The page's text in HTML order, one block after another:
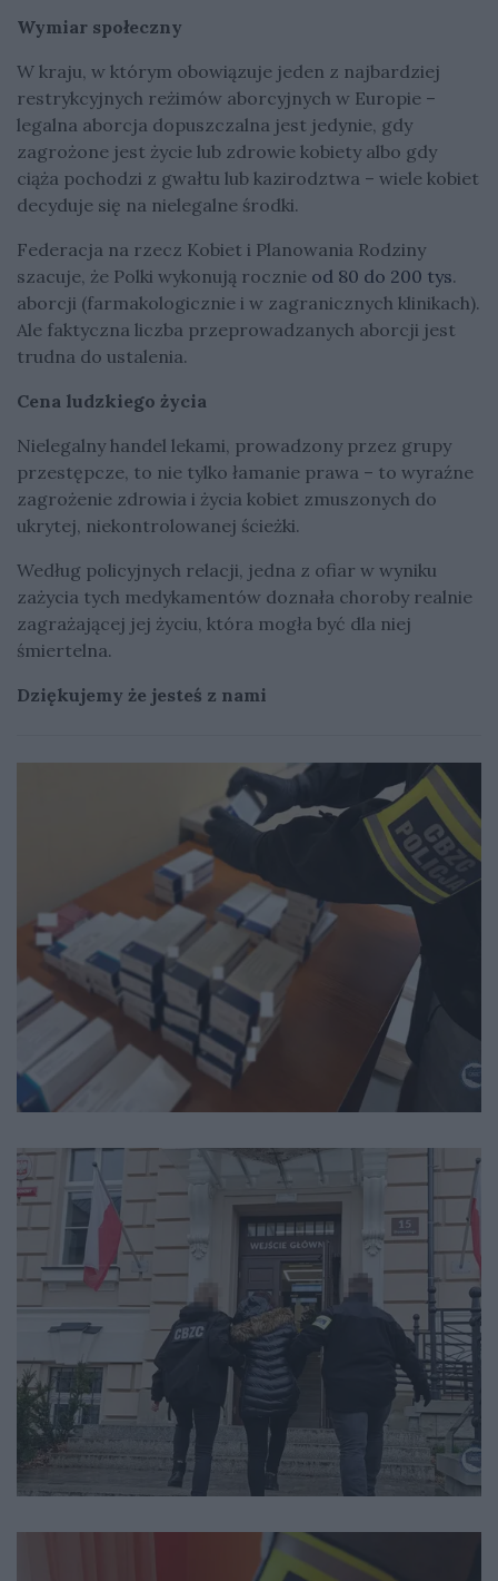
Wymiar społeczny
W kraju, w którym obowiązuje jeden z najbardziej
restrykcyjnych reżimów aborcyjnych w Europie –
legalna aborcja dopuszczalna jest jedynie, gdy
zagrożone jest życie lub zdrowie kobiety albo gdy
ciąża pochodzi z gwałtu lub kazirodztwa – wiele kobiet
decyduje się na nielegalne środki.
Federacja na rzecz Kobiet i Planowania Rodziny
szacuje, że Polki wykonują rocznie od 80 do 200 tys.
aborcji (farmakologicznie i w zagranicznych klinikach).
Ale faktyczna liczba przeprowadzanych aborcji jest
trudna do ustalenia.
Cena ludzkiego życia
Nielegalny handel lekami, prowadzony przez grupy
przestępcze, to nie tylko łamanie prawa – to wyraźne
zagrożenie zdrowia i życia kobiet zmuszonych do
ukrytej, niekontrolowanej ścieżki.
Według policyjnych relacji, jedna z ofiar w wyniku
zażycia tych medykamentów doznała choroby realnie
zagrażającej jej życiu, która mogła być dla niej
śmiertelna.
Dziękujemy że jesteś z nami